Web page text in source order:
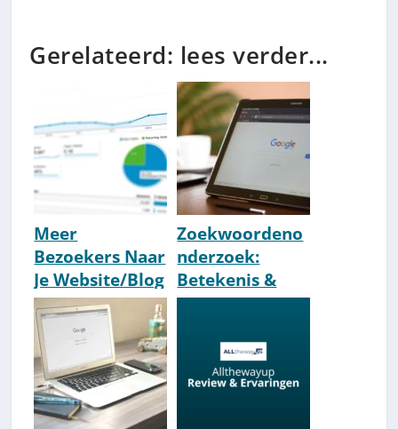
Gerelateerd: lees verder...
Meer
Bezoekers Naar
Je Website/Blog
Trekken?
[100.000+ p/m
Howto]
Zoekwoordeno
nderzoek:
Betekenis &
Hoe? [Beste
Voorbeelden]